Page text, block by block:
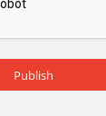
Publish